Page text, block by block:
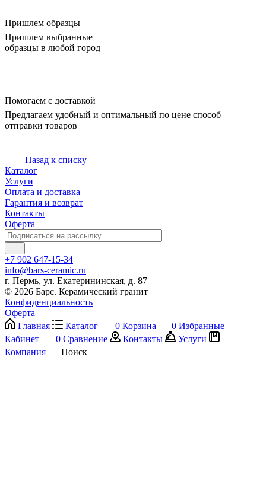
Пришлем образцы
Пришлем выбранные
образцы в любой город
Помогаем с доставкой
Предлагаем удобный и оптимальный по цене способ
отправки товаров
Назад к списку
Каталог
Услуги
Оплата и доставка
Гарантия и возврат
Контакты
Оферта
+7 902 647-15-34
info@bars-ceramic.ru
г. Пермь, ул. Екатерининская, д. 87
© 2026 Барс. Керамический гранит
Конфиденциальность
Оферта
Главная
Каталог 0 Корзина 0 Избранные
Кабинет
0 Сравнение Контакты
Услуги
Компания
Поиск